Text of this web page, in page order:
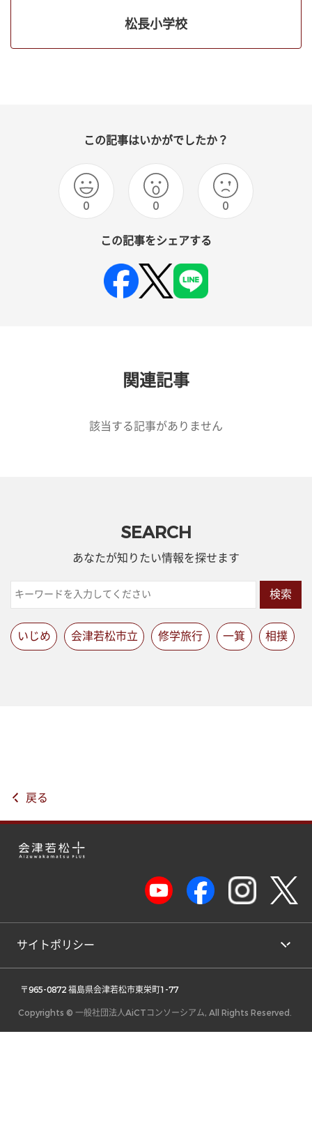
松長小学校
この記事はいかがでしたか？
0 0 0
この記事をシェアする
関連記事
該当する記事がありません
SEARCH
あなたが知りたい情報を探せます
検索
いじめ 会津若松市立 修学旅行 一箕 相撲
戻る
サイトポリシー
〒965-0872 福島県会津若松市東栄町1-77
Copyrights © 一般社団法人AiCTコンソーシアム, All Rights Reserved.